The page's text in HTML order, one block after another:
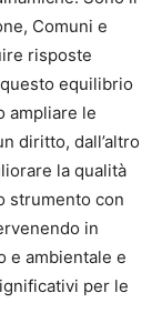
Comuni e
risposte
equilibrio
ampliare le
diritto, dall’altro
la qualità
strumento con
in
e ambientale e
per le